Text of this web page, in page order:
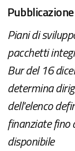
Piani di
pacchetti
Bur del 16
determina
dell'elenco
finanziate fino
disponibile